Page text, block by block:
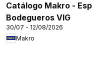
Catálogo Makro - Esp
Bodegueros VIG
30/07 - 12/08/2026
Makro